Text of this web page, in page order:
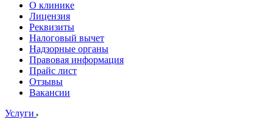
О клинике
Лицензия
Реквизиты
Налоговый вычет
Надзорные органы
Правовая информация
Прайс лист
Отзывы
Вакансии
Услуги